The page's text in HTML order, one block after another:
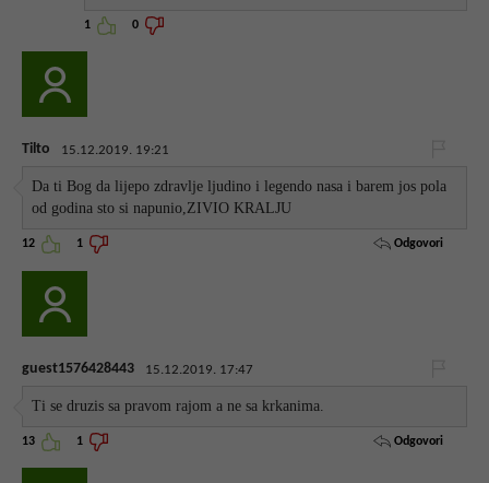
1 0
Tilto 15.12.2019. 19:21
Da ti Bog da lijepo zdravlje ljudino i legendo nasa i barem jos pola
od godina sto si napunio,ZIVIO KRALJU
12 1 Odgovori
guest1576428443 15.12.2019. 17:47
Ti se druzis sa pravom rajom a ne sa krkanima.
13 1 Odgovori